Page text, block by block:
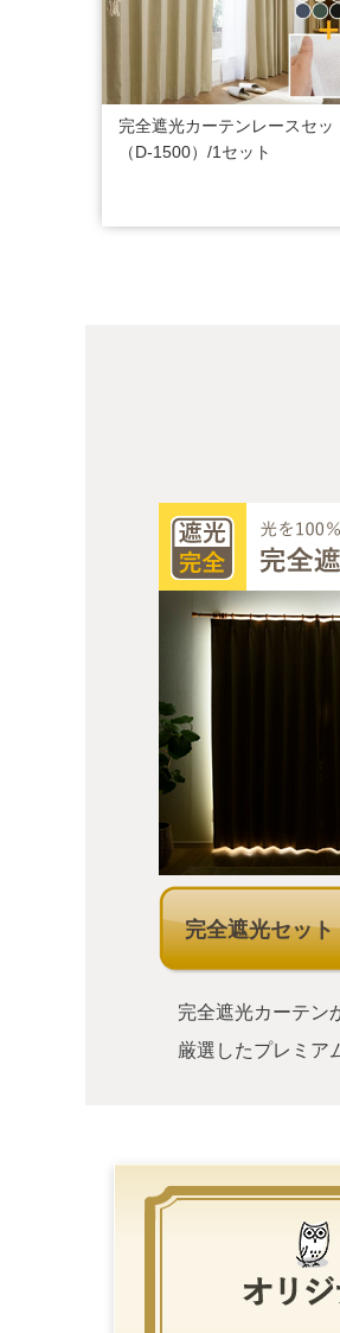
完全遮光カーテンレースセッ
（D-1500）/1セット
完全遮光セット
完全遮光カーテン
厳選したプレミア